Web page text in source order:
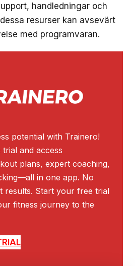
handledningar och
resurser kan avsevärt
med programvaran.
potential with Trainero!
and access
plans, expert coaching,
in one app. No
results. Start your free trial
fitness journey to the